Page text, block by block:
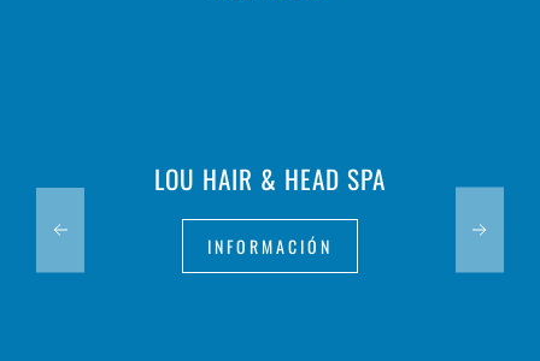
LOU HAIR & HEAD SPA
INFORMACIÓN